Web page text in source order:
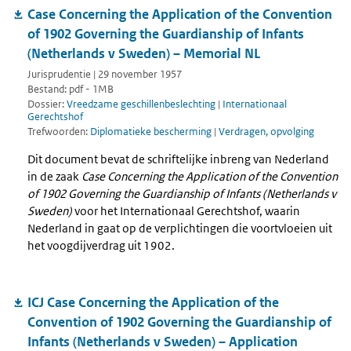
Case Concerning the Application of the Convention
of 1902 Governing the Guardianship of Infants
(Netherlands v Sweden) – Memorial NL
Jurisprudentie | 29 november 1957
Bestand: pdf - 1MB
Dossier:Vreedzame geschillenbeslechting | Internationaal
Gerechtshof
Trefwoorden: Diplomatieke bescherming | Verdragen, opvolging
Dit document bevat de schriftelijke inbreng van Nederland
in de zaak Case Concerning the Application of the Convention
of 1902 Governing the Guardianship of Infants (Netherlands v
Sweden)voor het Internationaal Gerechtshof, waarin
Nederland in gaat op de verplichtingen die voortvloeien uit
het voogdijverdrag uit 1902.
ICJ Case Concerning the Application of the
Convention of 1902 Governing the Guardianship of
Infants (Netherlands v Sweden) – Application